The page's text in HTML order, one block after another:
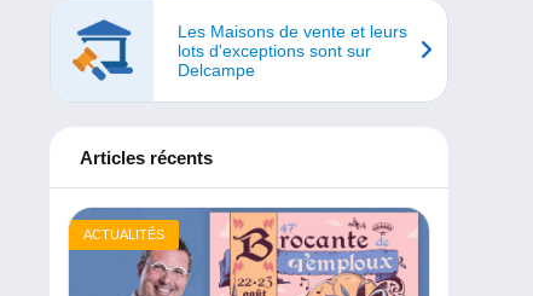
Les Maisons de vente et leurs
lots d'exceptions sont sur
Delcampe
Articles récents
ACTUALITÉS